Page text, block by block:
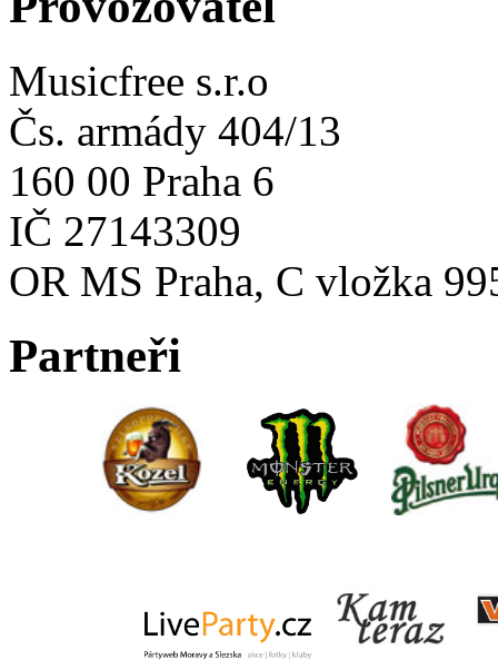
Musicfree s.r.o
Čs. armády 404/13
160 00 Praha 6
IČ 27143309
OR MS Praha, C vložka
Partneři